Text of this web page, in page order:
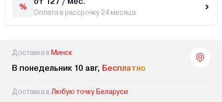
Оплата в рассрочку 24 месяца
Доставка в Минск
В понедельник 10 авг, Бесплатно
Доставка в Любую точку Беларуси